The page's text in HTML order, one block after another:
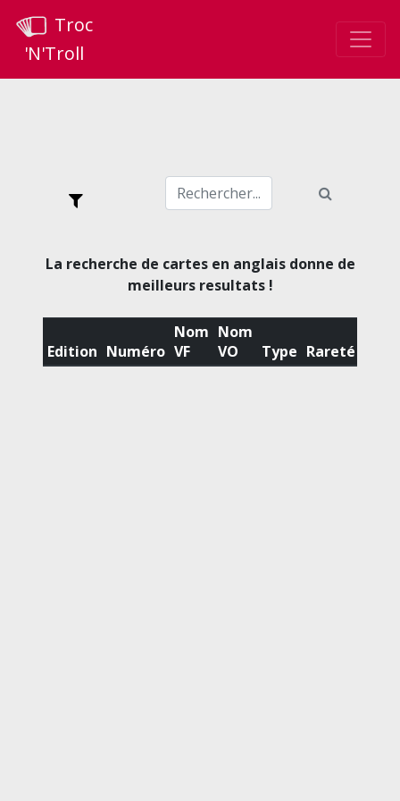
Troc
'N'Troll
La recherche de cartes en anglais donne de
meilleurs resultats !
Edition Numéro
Nom
VF
Nom
VO
Type Rareté